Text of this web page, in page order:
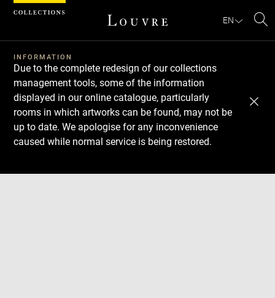
EN
INFORMATION
Due to the complete redesign of our collections
management tools, some of the information
displayed in our online catalogue, particularly
rooms in which artworks can be found, may not be
up to date. We apologise for any inconvenience
caused while normal service is being restored.
Download
Next
Previous
Cookies management panel